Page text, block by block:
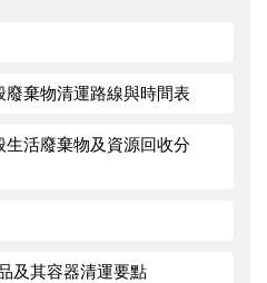
廢棄物清運路線與時間表
生活廢棄物及資源回收分
及其容器清運要點